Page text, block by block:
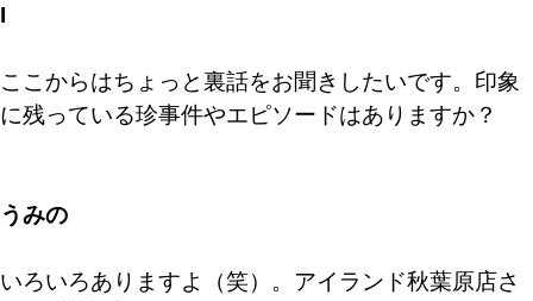
I
ここからはちょっと裏話をお聞きしたいです。印象
に残っている珍事件やエピソードはありますか？
うみの
いろいろありますよ（笑）。アイランド秋葉原店さ